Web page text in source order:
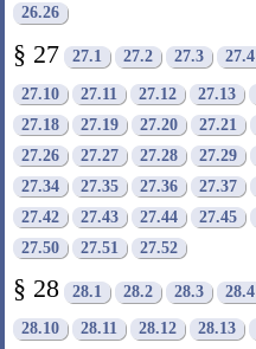
26.26
§ 27 27.1 27.2 27.3 27.4
27.10 27.11 27.12 27.13
27.18
27.19 27.20 27.21
27.26
27.27 27.28 27.29
27.34
27.35 27.36 27.37
27.42
27.43 27.44 27.45
27.50
27.51 27.52
§ 28 28.1 28.2 28.3 28.4
28.10 28.11 28.12 28.13